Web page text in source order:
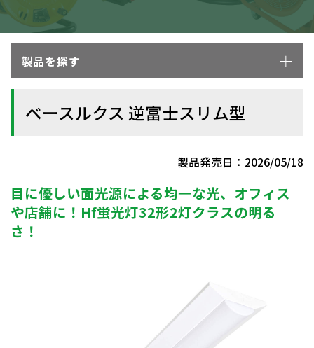
製品を探す
ベースルクス 逆富士スリム型
製品発売日：2026/05/18
目に優しい面光源による均一な光、オフィス
や店舗に！Hf蛍光灯32形2灯クラスの明る
さ！